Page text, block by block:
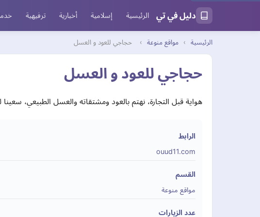
دليل في تي الرئيسية إسلامية أخبارية ترفيهية
الرئيسية › مواقع منوعة › حجاجي للعود و العسل
حجاجي للعود و العسل
هواية قبل التجارة، نهتم بالعود ومشتقاته والعسل الطبيعي،
الرابط
ouud11.com
القسم
مواقع منوعة
عدد الزيارات